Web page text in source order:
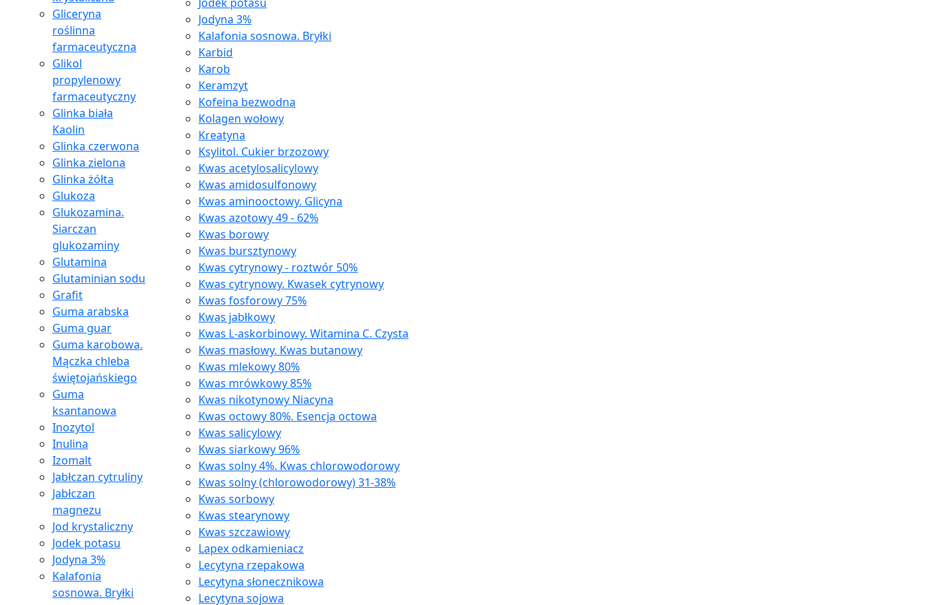
Gliceryna
roślinna
farmaceutyczna
Glikol
propylenowy
farmaceutyczny
Glinka biała
Kaolin
Glinka czerwona
Glinka zielona
Glinka żółta
Glukoza
Glukozamina.
Siarczan
glukozaminy
Glutamina
Glutaminian sodu
Grafit
Guma arabska
Guma guar
Guma karobowa.
Mączka chleba
świętojańskiego
Guma
ksantanowa
Inozytol
Inulina
Izomalt
Jabłczan cytruliny
Jabłczan
magnezu
Jod krystaliczny
Jodek potasu
Jodyna 3%
Kalafonia
sosnowa. Bryłki
Jodyna 3%
Kalafonia sosnowa. Bryłki
Karbid
Karob
Keramzyt
Kofeina bezwodna
Kolagen wołowy
Kreatyna
Ksylitol. Cukier brzozowy
Kwas acetylosalicylowy
Kwas amidosulfonowy
Kwas aminooctowy. Glicyna
Kwas azotowy 49 - 62%
Kwas borowy
Kwas bursztynowy
Kwas cytrynowy - roztwór 50%
Kwas cytrynowy. Kwasek cytrynowy
Kwas fosforowy 75%
Kwas jabłkowy
Kwas L-askorbinowy. Witamina C. Czysta
Kwas masłowy. Kwas butanowy
Kwas mlekowy 80%
Kwas mrówkowy 85%
Kwas nikotynowy Niacyna
Kwas octowy 80%. Esencja octowa
Kwas salicylowy
Kwas siarkowy 96%
Kwas solny 4%. Kwas chlorowodorowy
Kwas solny (chlorowodorowy) 31-38%
Kwas sorbowy
Kwas stearynowy
Kwas szczawiowy
Lapex odkamieniacz
Lecytyna rzepakowa
Lecytyna słonecznikowa
Lecytyna sojowa